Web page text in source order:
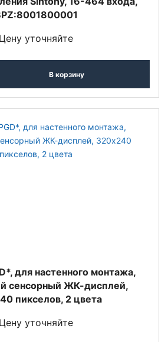
Цену уточняйте
В корзину
для настенного монтажа,
сенсорный ЖК-дисплей,
пикселов, 2 цвета
Цену уточняйте